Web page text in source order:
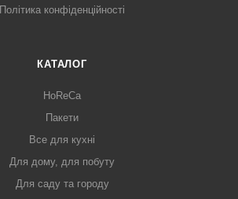
Політика конфіденційності
КАТАЛОГ
HoReCa
Пакети
Все для кухні
Для дому, для побуту
Для саду та городу